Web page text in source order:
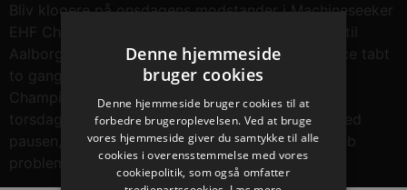
Bliv klogere på onsdagens modstander i Machineseeker
EHF Champions League. Efter 28-35 nederlaget til
Aalborg Håndbold 23. oktober har Industria Kielce tabt
to gange til Pick Szeged i Machineseeker EHF
Champions League, 30. oktober 27-28 ude og i
torsdags 31-35 hjemme. Her førte Kielce 19-17 ved
pausen, men foran 27-24 fik det polske mandskab
problemer […]
Denne hjemmeside
bruger cookies
Denne hjemmeside bruger cookies til at
forbedre brugeroplevelsen. Ved at bruge
vores hjemmeside giver du samtykke til alle
cookies i overensstemmelse med vores
cookiepolitik, som også omfatter